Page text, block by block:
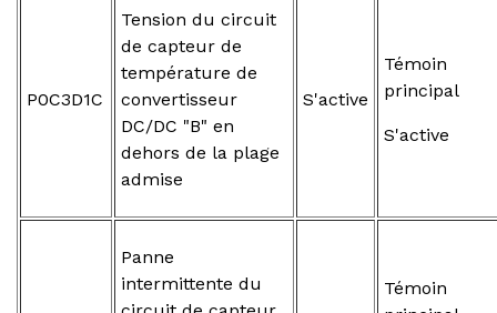
P0C3D1C
Tension du circuit
de capteur de
température de
convertisseur
DC/DC "B" en
dehors de la plage
admise
S'active
Témoin
principal
S'active
Panne
intermittente du
Témoin